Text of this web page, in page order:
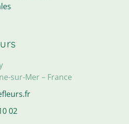
sur-Mer – France
02